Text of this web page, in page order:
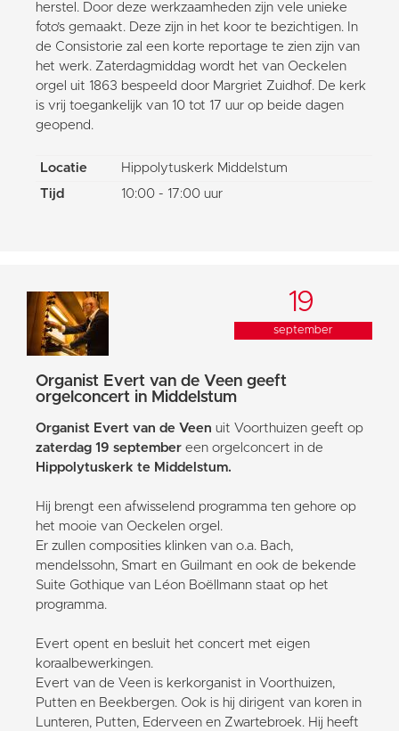
herstel. Door deze werkzaamheden zijn vele unieke
foto’s gemaakt. Deze zijn in het koor te bezichtigen. In
de Consistorie zal een korte reportage te zien zijn van
het werk. Zaterdagmiddag wordt het van Oeckelen
orgel uit 1863 bespeeld door Margriet Zuidhof. De kerk
is vrij toegankelijk van 10 tot 17 uur op beide dagen
geopend.
Locatie
Hippolytuskerk Middelstum
Tijd
10:00 - 17:00 uur
19
september
Organist Evert van de Veen geeft
orgelconcert in Middelstum
Organist Evert van de Veen uit Voorthuizen geeft op
zaterdag 19 september een orgelconcert in de
Hippolytuskerk te Middelstum.
Hij brengt een afwisselend programma ten gehore op
het mooie van Oeckelen orgel.
Er zullen composities klinken van o.a. Bach,
mendelssohn, Smart en Guilmant en ook de bekende
Suite Gothique van Léon Boëllmann staat op het
programma.
Evert opent en besluit het concert met eigen
koraalbewerkingen.
Evert van de Veen is kerkorganist in Voorthuizen,
Putten en Beekbergen. Ook is hij dirigent van koren in
Lunteren, Putten, Ederveen en Zwartebroek. Hij heeft